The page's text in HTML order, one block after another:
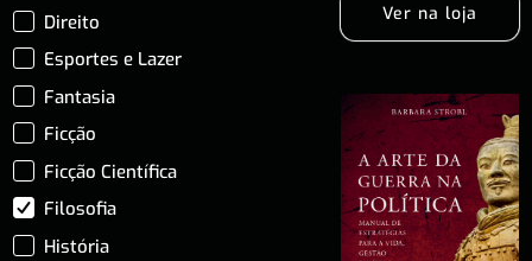
Direito
Esportes e Lazer
Fantasia
Ficção
Ficção Científica
Filosofia
História
Ver na loja